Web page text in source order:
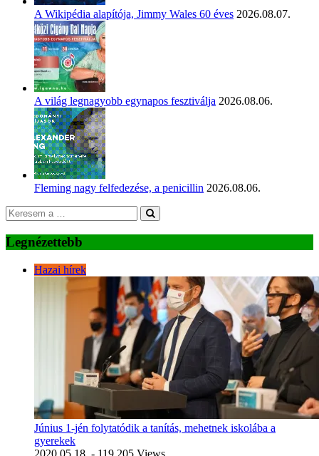
A Wikipédia alapítója, Jimmy Wales 60 éves 2026.08.07.
A világ legnagyobb egynapos fesztiválja 2026.08.06.
Fleming nagy felfedezése, a penicillin 2026.08.06.
Legnézettebb
Hazai hírek
Június 1-jén folytatódik a tanítás, mehetnek iskolába a
gyerekek
2020.05.18. - 119 205 Views